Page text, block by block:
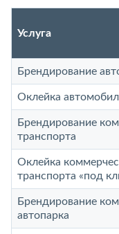
Услуга
Брендирование
Оклейка
Брендирование
транспорта
Оклейка
транспорта «под
Брендирование
автопарка